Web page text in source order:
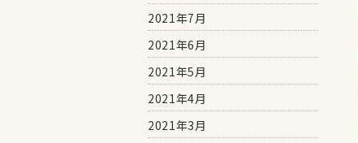
2021年7月
2021年6月
2021年5月
2021年4月
2021年3月